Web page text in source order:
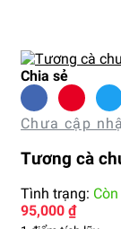
Chia sẻ
Chưa cập
Tương cà
Tình trạng:
95,000 ₫